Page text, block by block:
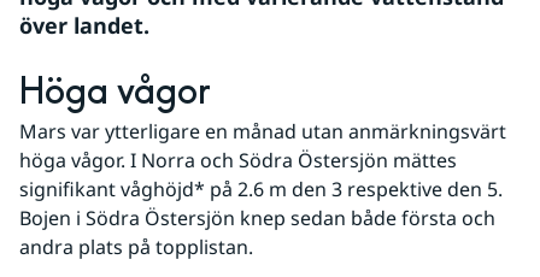
över landet.
Höga vågor
Mars var ytterligare en månad utan anmärkningsvärt
höga vågor. I Norra och Södra Östersjön mättes
signifikant våghöjd* på 2.6 m den 3 respektive den 5.
Bojen i Södra Östersjön knep sedan både första och
andra plats på topplistan.